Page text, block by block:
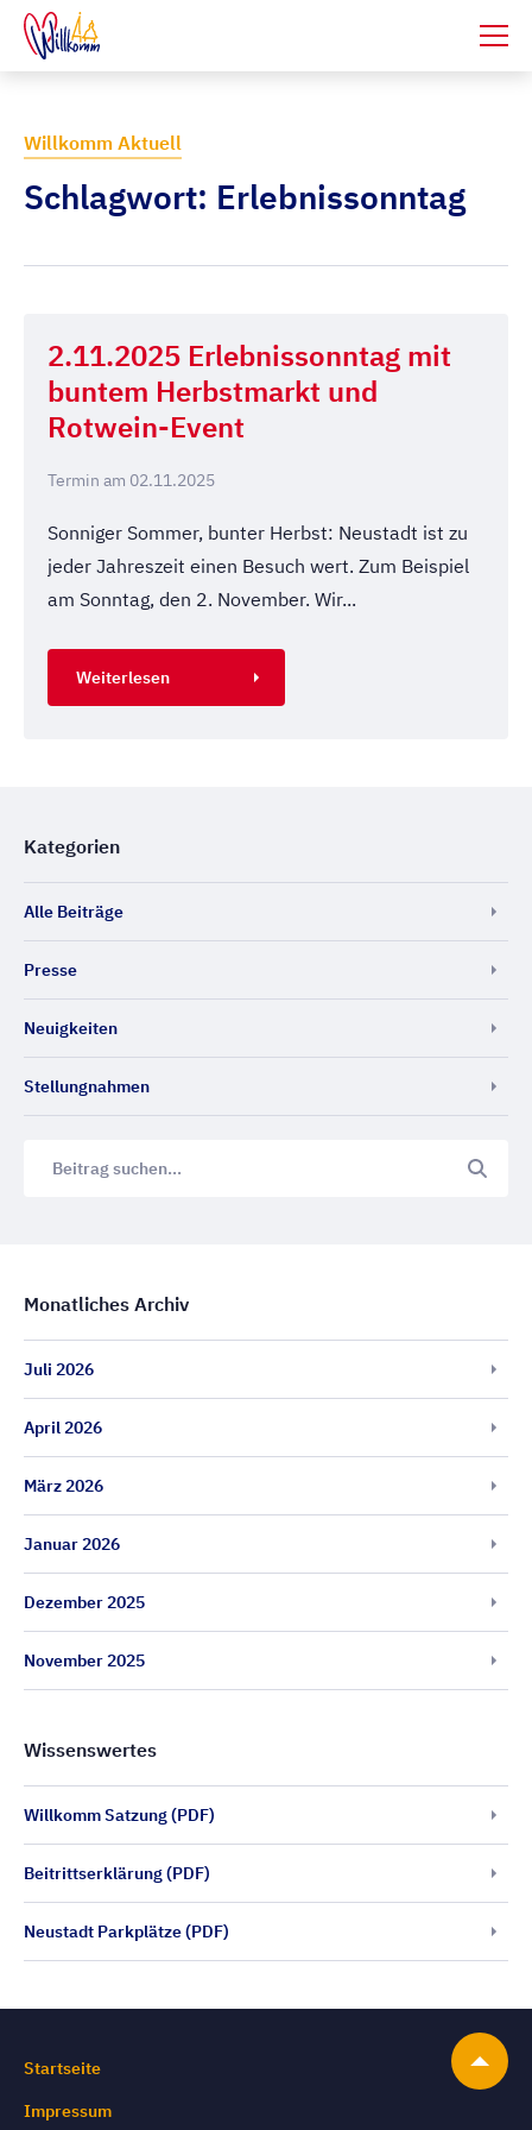
Willkomm Aktuell
Schlagwort: Erlebnissonntag
2.11.2025 Erlebnissonntag mit
buntem Herbstmarkt und
Rotwein-Event
Termin am 02.11.2025
Sonniger Sommer, bunter Herbst: Neustadt ist zu
jeder Jahreszeit einen Besuch wert. Zum Beispiel
am Sonntag, den 2. November. Wir...
Weiterlesen
Kategorien
Alle Beiträge
Presse
Neuigkeiten
Stellungnahmen
Monatliches Archiv
Juli 2026
April 2026
März 2026
Januar 2026
Dezember 2025
November 2025
Wissenswertes
Willkomm Satzung (PDF)
Beitrittserklärung (PDF)
Neustadt Parkplätze (PDF)
Startseite
Impressum